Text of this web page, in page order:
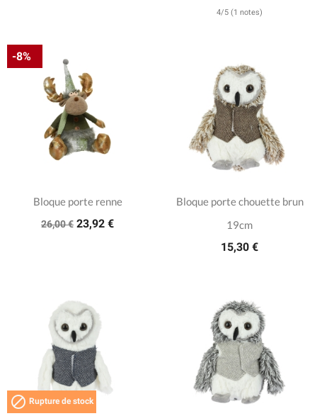
4/5 (1 notes)
Bloque porte renne
26,00 € 23,92 €
-8%
Bloque porte chouette brun
19cm
15,30 €
 Rupture de stock